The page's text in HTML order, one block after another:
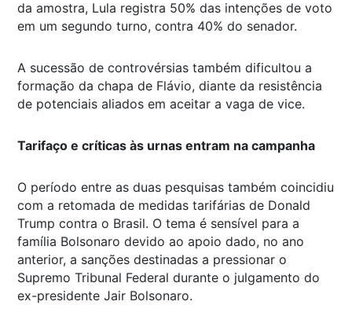
da amostra, Lula registra 50% das intenções de voto
em um segundo turno, contra 40% do senador.
A sucessão de controvérsias também dificultou a
formação da chapa de Flávio, diante da resistência
de potenciais aliados em aceitar a vaga de vice.
Tarifaço e críticas às urnas entram na campanha
O período entre as duas pesquisas também coincidiu
com a retomada de medidas tarifárias de Donald
Trump contra o Brasil. O tema é sensível para a
família Bolsonaro devido ao apoio dado, no ano
anterior, a sanções destinadas a pressionar o
Supremo Tribunal Federal durante o julgamento do
ex-presidente Jair Bolsonaro.